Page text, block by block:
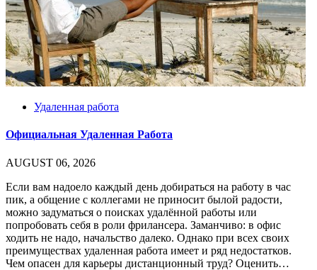
Удаленная работа
Официальная Удаленная Работа
AUGUST 06, 2026
Если вам надоело каждый день добираться на работу в час
пик, а общение с коллегами не приносит былой радости,
можно задуматься о поисках удалённой работы или
попробовать себя в роли фрилансера. Заманчиво: в офис
ходить не надо, начальство далеко. Однако при всех своих
преимуществах удаленная работа имеет и ряд недостатков.
Чем опасен для карьеры дистанционный труд? Оценить…